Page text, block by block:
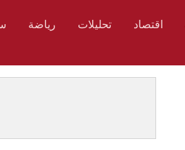
اقتصاد تحليلات رياضة